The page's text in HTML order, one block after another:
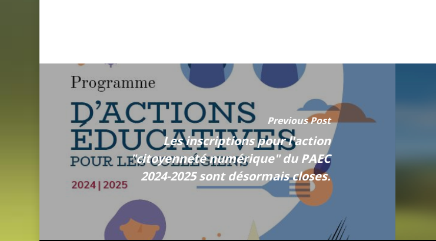
Previous Post
Les inscriptions pour l'action
"citoyenneté numérique" du PAEC
2024-2025 sont désormais closes.